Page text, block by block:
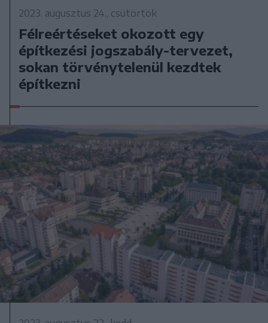
2023. augusztus 24., csütörtök
Félreértéseket okozott egy
építkezési jogszabály-tervezet,
sokan törvénytelenül kezdtek
építkezni